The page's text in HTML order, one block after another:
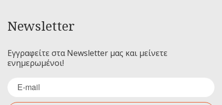
Newsletter
Εγγραφείτε στα Newsletter μας και μείνετε
ενημερωμένοι!